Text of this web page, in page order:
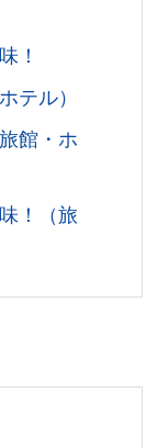
光国際交流機
！
テル）
館・ホ
！（旅